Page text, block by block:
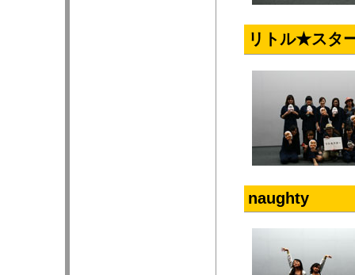
リトル★スタ
naughty